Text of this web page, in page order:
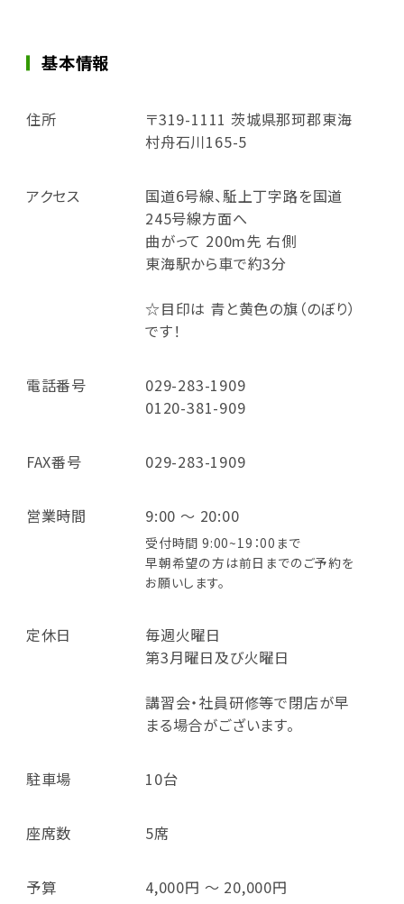
基本情報
住所
〒319-1111 茨城県那珂郡東海
村舟石川165-5
アクセス
国道6号線、駈上丁字路を国道
245号線方面へ
曲がって 200m先 右側
東海駅から車で約3分
☆目印は 青と黄色の旗（のぼり）
です！
電話番号
029-283-1909
0120-381-909
FAX番号 029-283-1909
営業時間 9:00 ～ 20:00
受付時間 9:00~19：00まで
早朝希望の方は前日までのご予約を
お願いします。
定休日
毎週火曜日
第3月曜日及び火曜日
講習会・社員研修等で閉店が早
まる場合がございます。
駐車場 10台
座席数 5席
予算 4,000円 ～ 20,000円